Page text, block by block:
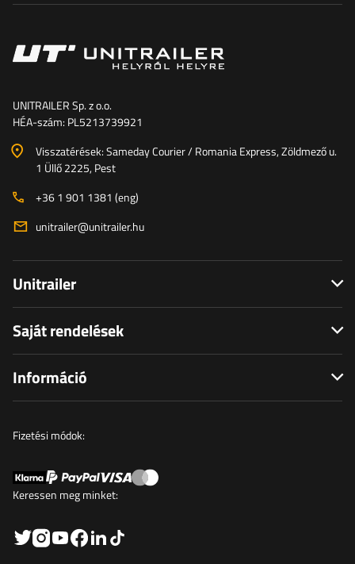
UNITRAILER Sp. z o.o.
HÉA-szám: PL5213739921
Visszatérések: Sameday Courier / Romania Express, Zöldmező u.
1 Üllő 2225, Pest
+36 1 901 1381 (eng)
unitrailer@unitrailer.hu
Unitrailer
Saját rendelések
Információ
Fizetési módok:
Keressen meg minket: